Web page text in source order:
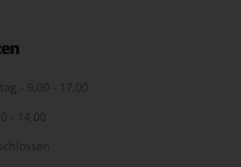
- 9.00 - 17.00
- 14.00